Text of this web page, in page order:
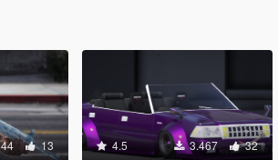
13 4.5 3.467 32